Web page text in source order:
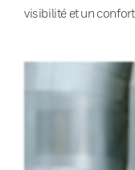
visibilité et un